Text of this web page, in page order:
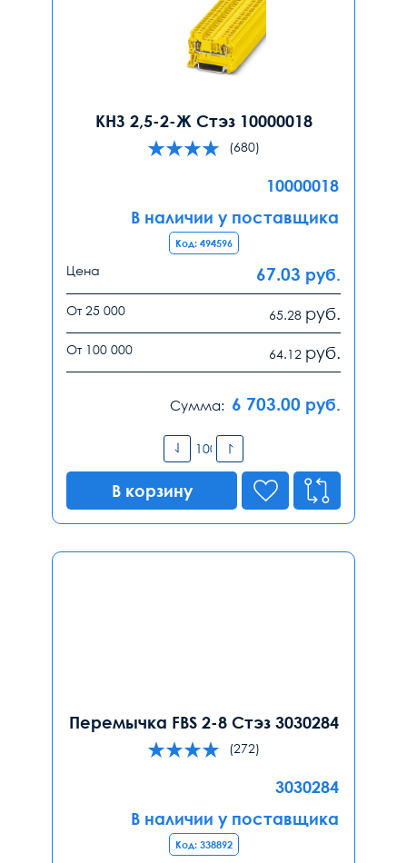
КНЗ 2,5-2-Ж Стэз 10000018
(680)
10000018
В наличии у поставщика
Код: 494596
Цена 67.03 руб.
От 25 000 65.28 руб.
От 100 000 64.12 руб.
Сумма: 6 703.00 руб.
В корзину
Перемычка FBS 2-8 Стэз 3030284
(272)
3030284
В наличии у поставщика
Код: 338892